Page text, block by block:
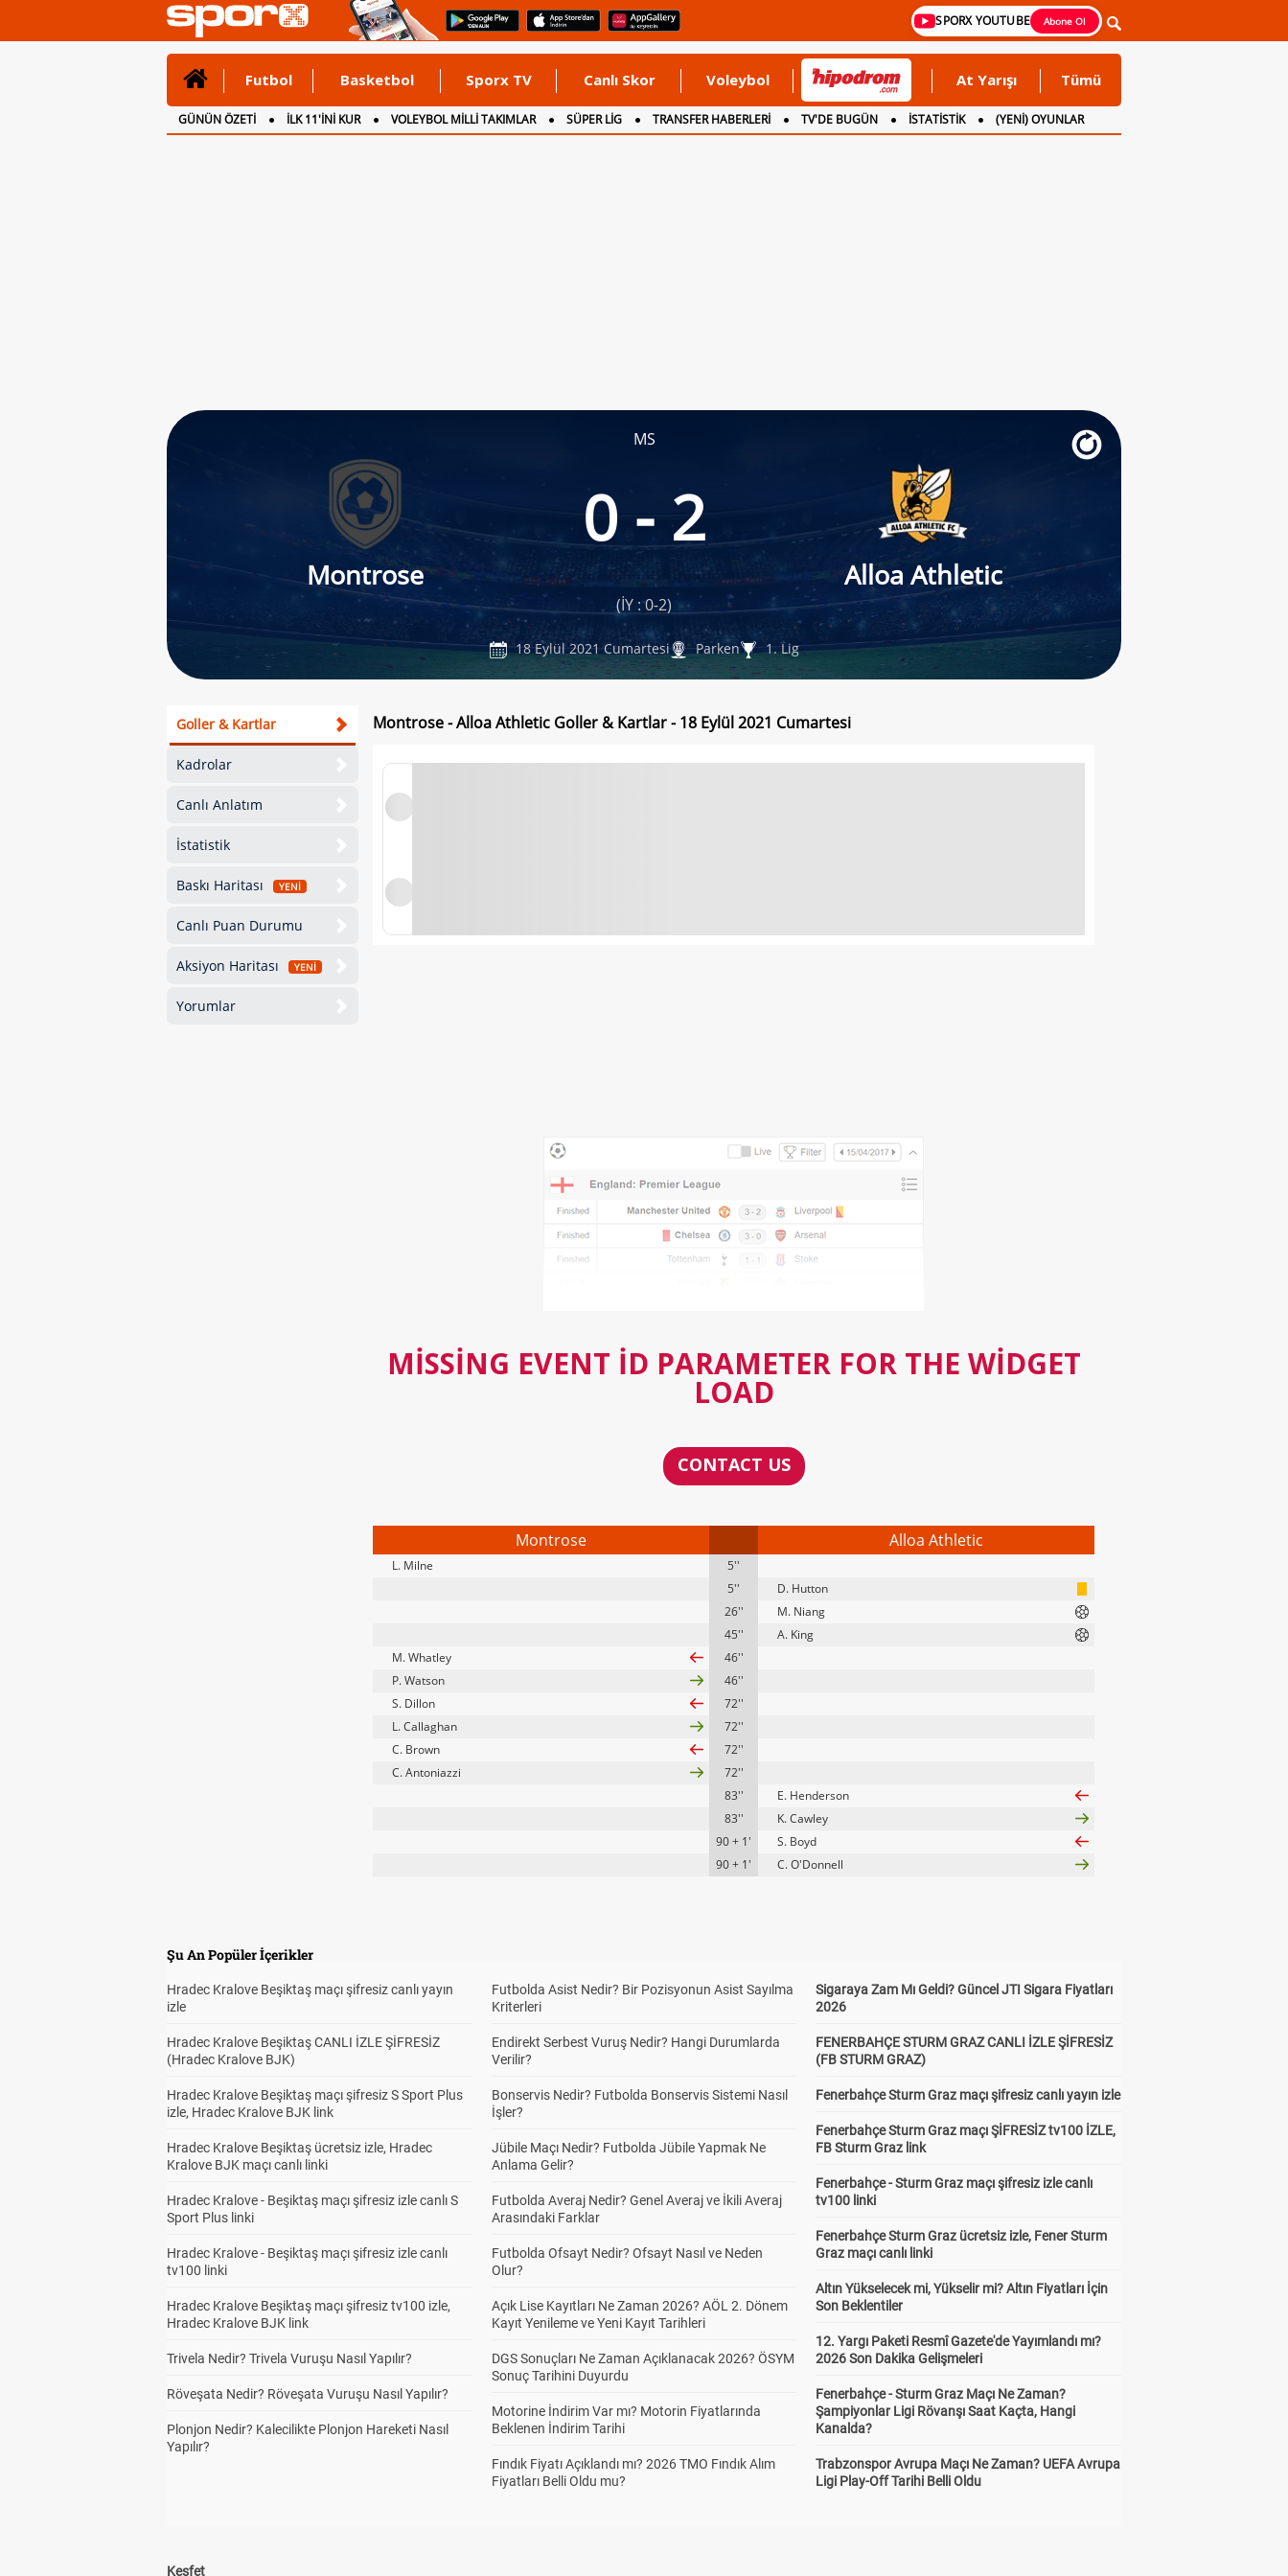
SPORX YOUTUBE Abone Ol
Futbol Basketbol Sporx TV Canlı Skor Voleybol At Yarışı Tümü
GÜNÜN ÖZETİ İLK 11'İNİ KUR VOLEYBOL MİLLİ TAKIMLAR SÜPER LİG TRANSFER HABERLERİ TV'DE BUGÜN İSTATİSTİK
(YENİ) OYUNLAR
CANLI ANLATIM
İNGİLTERE
MS
Montrose
0 - 2
Alloa Athletic
(İY : 0-2)
18 Eylül 2021 Cumartesi Parken 1. Lig
Goller & Kartlar
Kadrolar
Canlı Anlatım
İstatistik
Baskı Haritası YENİ
Canlı Puan Durumu
Aksiyon Haritası YENİ
Yorumlar
Montrose - Alloa Athletic Goller & Kartlar - 18 Eylül 2021 Cumartesi
MISSING EVENT ID PARAMETER FOR THE WIDGET
LOAD
CONTACT US
Montrose Alloa Athletic
L. Milne
5''
5''
D. Hutton
26''
M. Niang
45''
A. King
M. Whatley
46''
P. Watson
46''
S. Dillon
72''
L. Callaghan
72''
C. Brown
72''
C. Antoniazzi
72''
83''
E. Henderson
83''
K. Cawley
90 + 1'
S. Boyd
90 + 1'
C. O'Donnell
Şu An Popüler İçerikler
Hradec Kralove Beşiktaş maçı şifresiz canlı yayın
izle
Hradec Kralove Beşiktaş CANLI İZLE ŞİFRESİZ
(Hradec Kralove BJK)
Hradec Kralove Beşiktaş maçı şifresiz S Sport Plus
izle, Hradec Kralove BJK link
Hradec Kralove Beşiktaş ücretsiz izle, Hradec
Kralove BJK maçı canlı linki
Hradec Kralove - Beşiktaş maçı şifresiz izle canlı S
Sport Plus linki
Hradec Kralove - Beşiktaş maçı şifresiz izle canlı
tv100 linki
Hradec Kralove Beşiktaş maçı şifresiz tv100 izle,
Hradec Kralove BJK link
Trivela Nedir? Trivela Vuruşu Nasıl Yapılır?
Röveşata Nedir? Röveşata Vuruşu Nasıl Yapılır?
Plonjon Nedir? Kalecilikte Plonjon Hareketi Nasıl
Yapılır?
Futbolda Asist Nedir? Bir Pozisyonun Asist Sayılma
Kriterleri
Endirekt Serbest Vuruş Nedir? Hangi Durumlarda
Verilir?
Bonservis Nedir? Futbolda Bonservis Sistemi Nasıl
İşler?
Jübile Maçı Nedir? Futbolda Jübile Yapmak Ne
Anlama Gelir?
Futbolda Averaj Nedir? Genel Averaj ve İkili Averaj
Arasındaki Farklar
Futbolda Ofsayt Nedir? Ofsayt Nasıl ve Neden
Olur?
Açık Lise Kayıtları Ne Zaman 2026? AÖL 2. Dönem
Kayıt Yenileme ve Yeni Kayıt Tarihleri
DGS Sonuçları Ne Zaman Açıklanacak 2026? ÖSYM
Sonuç Tarihini Duyurdu
Motorine İndirim Var mı? Motorin Fiyatlarında
Beklenen İndirim Tarihi
Fındık Fiyatı Açıklandı mı? 2026 TMO Fındık Alım
Fiyatları Belli Oldu mu?
Sigaraya Zam Mı Geldi? Güncel JTI Sigara Fiyatları
2026
FENERBAHÇE STURM GRAZ CANLI İZLE ŞİFRESİZ
(FB STURM GRAZ)
Fenerbahçe Sturm Graz maçı şifresiz canlı yayın izle
Fenerbahçe Sturm Graz maçı ŞİFRESİZ tv100 İZLE,
FB Sturm Graz link
Fenerbahçe - Sturm Graz maçı şifresiz izle canlı
tv100 linki
Fenerbahçe Sturm Graz ücretsiz izle, Fener Sturm
Graz maçı canlı linki
Altın Yükselecek mi, Yükselir mi? Altın Fiyatları İçin
Son Beklentiler
12. Yargı Paketi Resmî Gazete'de Yayımlandı mı?
2026 Son Dakika Gelişmeleri
Fenerbahçe - Sturm Graz Maçı Ne Zaman?
Şampiyonlar Ligi Rövanşı Saat Kaçta, Hangi
Kanalda?
Trabzonspor Avrupa Maçı Ne Zaman? UEFA Avrupa
Ligi Play-Off Tarihi Belli Oldu
Keşfet